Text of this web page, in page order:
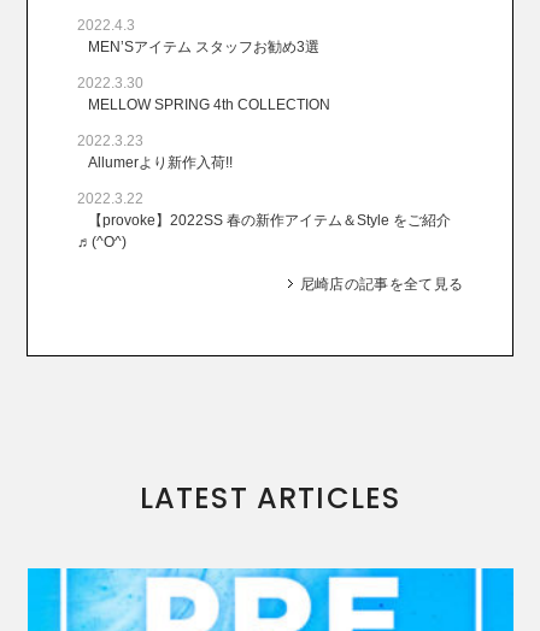
2022.4.3
MEN’Sアイテム スタッフお勧め3選
2022.3.30
MELLOW SPRING 4th COLLECTION
2022.3.23
Allumerより新作入荷!!
2022.3.22
【provoke】2022SS 春の新作アイテム＆Style をご紹介
♬(^O^)
尼崎店の記事を全て見る
LATEST ARTICLES